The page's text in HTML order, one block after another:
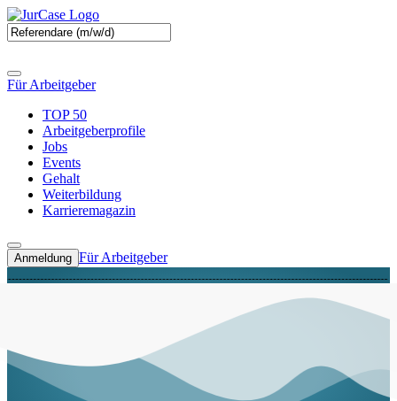
Für Arbeitgeber
TOP 50
Arbeitgeberprofile
Jobs
Events
Gehalt
Weiterbildung
Karrieremagazin
Anmeldung Für Arbeitgeber